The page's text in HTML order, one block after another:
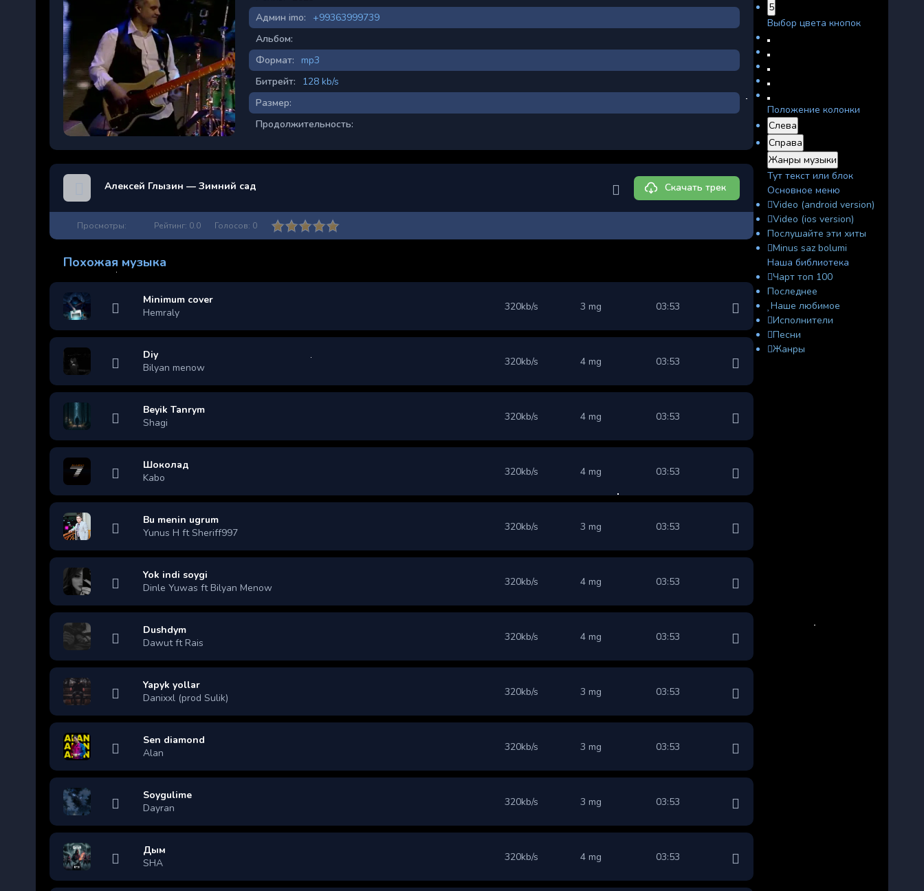
Админ imo:
+99363999739
Альбом:
Формат:
mp3
Битрейт:
128 kb/s
Размер:
Продолжительность:
Алексей Глызин — Зимний сад Скачать трек
Просмотры: Рейтинг: 0.0 Голосов: 0
Похожая музыка
Minimum cover
Hemraly
320kb/s 3 mg 03:53
Diy
Bilyan menow
320kb/s 4 mg 03:53
Beyik Tanrym
Shagi
320kb/s 4 mg 03:53
Шоколад
Kabo
320kb/s 4 mg 03:53
Bu menin ugrum
Yunus H ft Sheriff997
320kb/s 3 mg 03:53
Yok indi soygi
Dinle Yuwas ft Bilyan Menow
320kb/s 4 mg 03:53
Dushdym
Dawut ft Rais
320kb/s 4 mg 03:53
Yapyk yollar
Danixxl (prod Sulik)
320kb/s 3 mg 03:53
Sen diamond
Alan
320kb/s 3 mg 03:53
Soygulime
Dayran
320kb/s 3 mg 03:53
Дым
SHA
320kb/s 4 mg 03:53
5
Выбор цвета кнопок
Положение колонки
Слева
Справа
Жанры музыки
Тут текст или блок
Основное меню
Video (android version)
Video (ios version)
Послушайте эти хиты
Minus saz bolumi
Наша библиотека
Чарт топ 100
Последнее
Наше любимое
Исполнители
Песни
Жанры